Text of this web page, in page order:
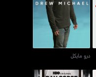
درو مايكل
درو مايكل